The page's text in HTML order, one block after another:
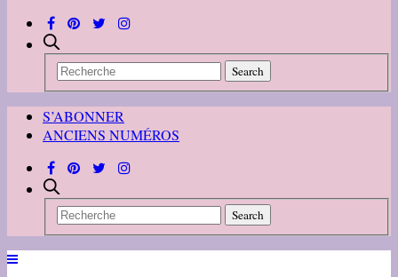
S’ABONNER
ANCIENS NUMÉROS